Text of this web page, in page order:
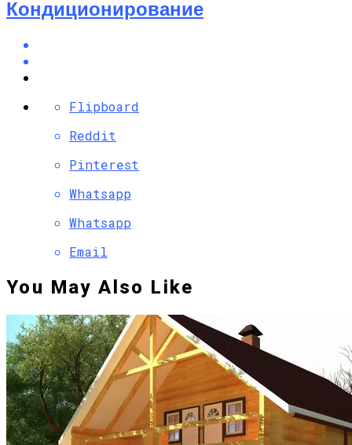
Кондиционирование
Flipboard
Reddit
Pinterest
Whatsapp
Whatsapp
Email
You May Also Like